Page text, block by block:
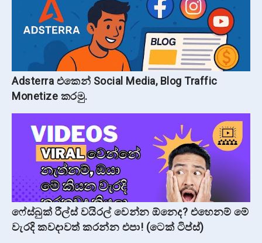
Adsterra එකෙන් Social Media, Blog Traffic
Monetize කරමු.
ෆේස්බුක් රීල්ස් වයිරල් වෙන්න ඕනෙද? එහෙනම් මේ
වැරදි කවදාවත් කරන්න එපා! (ටෙක් ටිප්ස්)